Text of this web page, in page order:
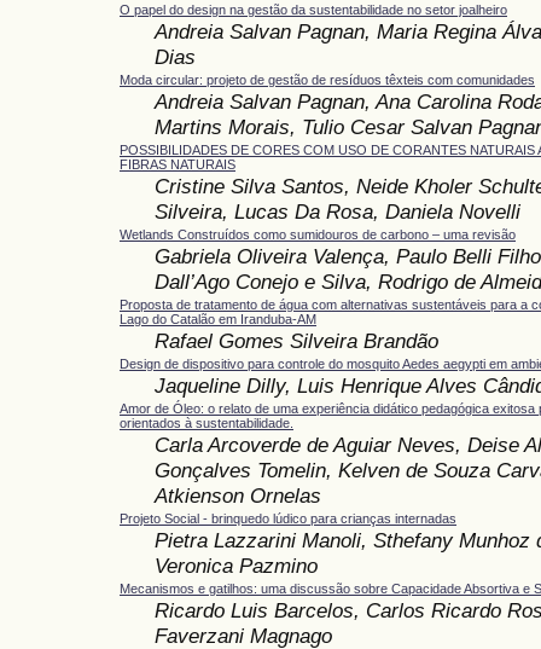
O papel do design na gestão da sustentabilidade no setor joalheiro
Andreia Salvan Pagnan, Maria Regina
Dias
Moda circular: projeto de gestão de resíduos têxteis com comunidades
Andreia Salvan Pagnan, Ana Carolina
Martins Morais, Tulio Cesar Salvan
POSSIBILIDADES DE CORES COM USO DE CORANTES NATURAIS
FIBRAS NATURAIS
Cristine Silva Santos, Neide Kholer
Silveira, Lucas Da Rosa, Daniela Novelli
Wetlands Construídos como sumidouros de carbono – uma revisão
Gabriela Oliveira Valença, Paulo Belli
Dall’Ago Conejo e Silva, Rodrigo de
Proposta de tratamento de água com alternativas sustentáveis para a
Lago do Catalão em Iranduba-AM
Rafael Gomes Silveira Brandão
Design de dispositivo para controle do mosquito Aedes aegypti em
Jaqueline Dilly, Luis Henrique Alves
Amor de Óleo: o relato de uma experiência didático pedagógica exitosa
orientados à sustentabilidade.
Carla Arcoverde de Aguiar Neves, Deise
Gonçalves Tomelin, Kelven de Souza
Atkienson Ornelas
Projeto Social - brinquedo lúdico para crianças internadas
Pietra Lazzarini Manoli, Sthefany Munhoz
Veronica Pazmino
Mecanismos e gatilhos: uma discussão sobre Capacidade Absortiva e
Ricardo Luis Barcelos, Carlos Ricardo
Faverzani Magnago